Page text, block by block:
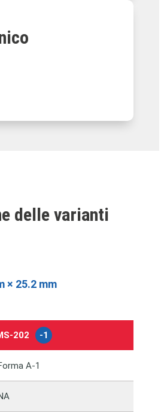
delle varianti
× 25.2 mm
202 -1